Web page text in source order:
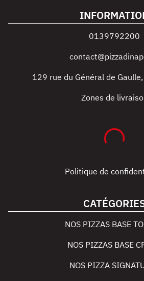
0139792200
129 rue du Général de Gaulle,
Zones de
Politique de
NOS PIZZAS BASE
NOS PIZZAS BASE
NOS PIZZA